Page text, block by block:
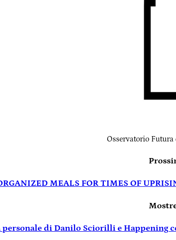
Osservatorio Futura
MEALS FOR TIMES OF
personale di Danilo Sciorilli e Happening